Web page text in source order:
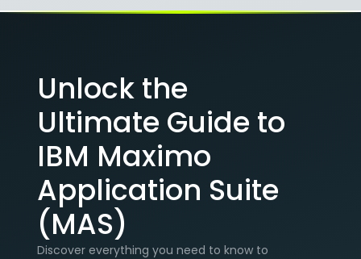
Unlock the
Ultimate Guide to
IBM Maximo
Application Suite
(MAS)
Discover everything you need to know to